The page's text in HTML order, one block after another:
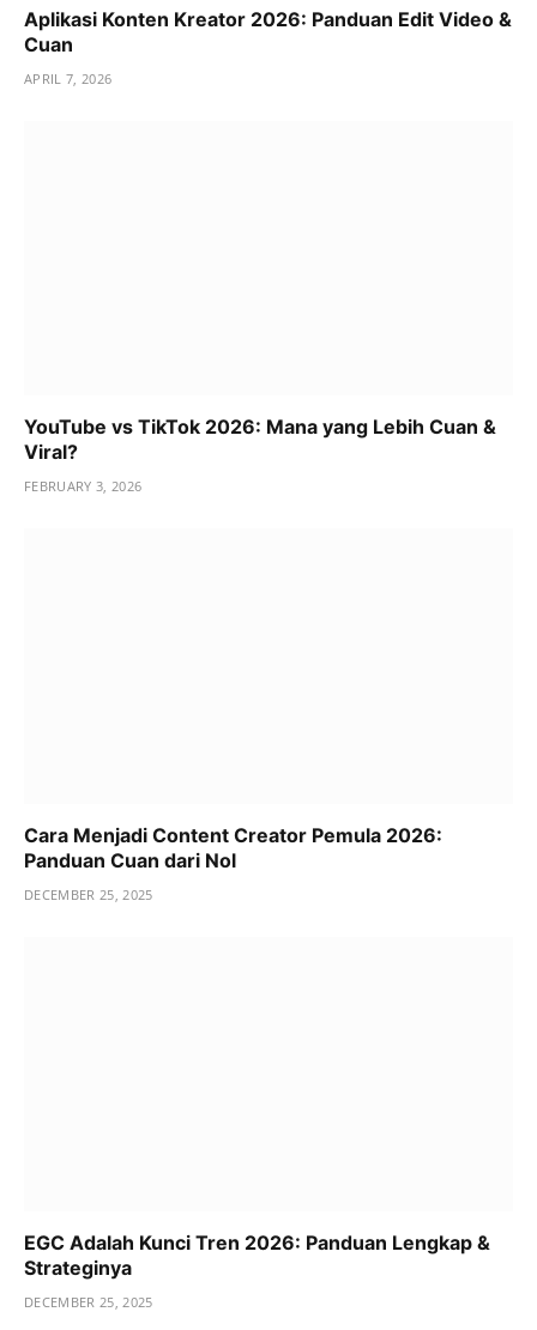
Aplikasi Konten Kreator 2026: Panduan Edit Video &
Cuan
APRIL 7, 2026
YouTube vs TikTok 2026: Mana yang Lebih Cuan &
Viral?
FEBRUARY 3, 2026
Cara Menjadi Content Creator Pemula 2026:
Panduan Cuan dari Nol
DECEMBER 25, 2025
EGC Adalah Kunci Tren 2026: Panduan Lengkap &
Strateginya
DECEMBER 25, 2025